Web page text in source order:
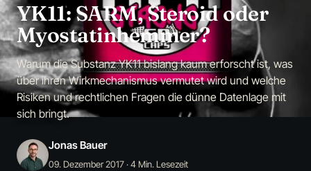
YK11: SARM, Steroid oder
Myostatinhemmer?
Warum die Substanz YK11 bislang kaum erforscht ist, was
über ihren Wirkmechanismus vermutet wird und welche
Risiken und rechtlichen Fragen die dünne Datenlage mit
sich bringt.
Jonas Bauer
09. Dezember 2017· 4 Min. Lesezeit